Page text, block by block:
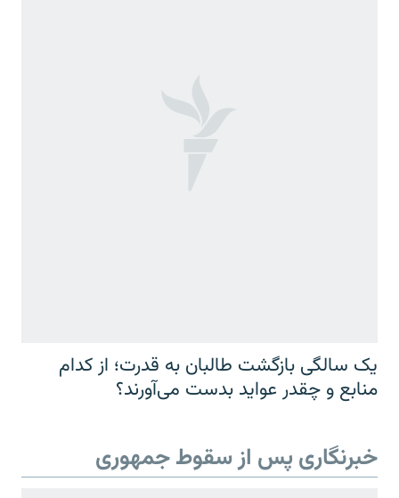
یک سالگی بازگشت طالبان به قدرت؛ از کدام
منابع و چقدر عواید بدست می‌آورند؟
خبرنگاری پس از سقوط جمهوری